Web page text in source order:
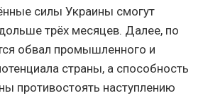
силы Украины смогут
трёх месяцев. Далее, по
обвал промышленного и
страны, а способность
противостоять наступлению